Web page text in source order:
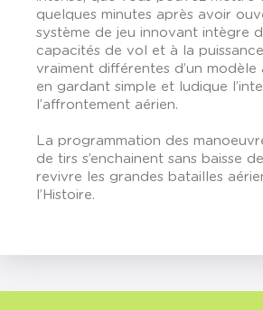
quelques minutes après avoir
système de jeu innovant intègre
capacités de vol et à la
vraiment différentes d’un modèle
en gardant simple et ludique
l’affrontement aérien.
La programmation des
de tirs s’enchainent sans baisse
revivre les grandes batailles
l’Histoire.